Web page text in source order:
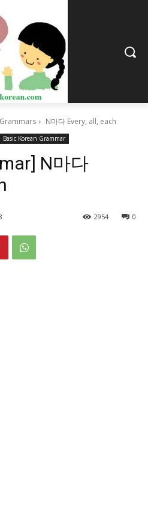
N마다 Every, all, each
Basic Korean Grammar
N마다
0
2954